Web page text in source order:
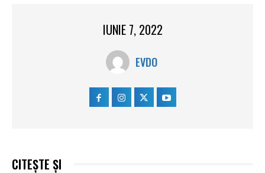
IUNIE 7, 2022
EVDO
CITEȘTE ȘI